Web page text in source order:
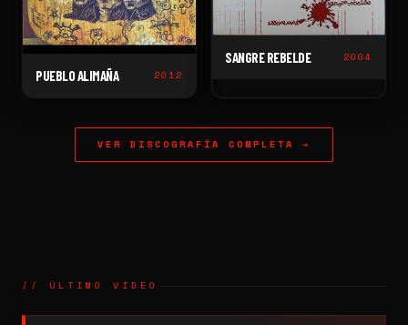
PUEBLO ALIMAÑA 2012
SANGRE REBELDE 2004
VER DISCOGRAFÍA COMPLETA →
// ÚLTIMO VIDEO